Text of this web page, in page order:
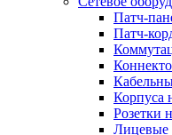
Патч-
Патч-
Корпуса
Розетки
Лицевые